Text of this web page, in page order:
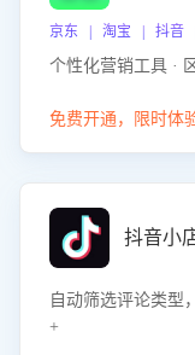
京东 | 淘宝 | 抖音
个性化营销工具 ·
免费开通，限时体
抖音小
自动筛选评论类型
+